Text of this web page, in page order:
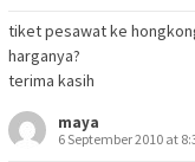
tiket pesawat ke
harganya?
terima kasih
maya
6 September 2010 at